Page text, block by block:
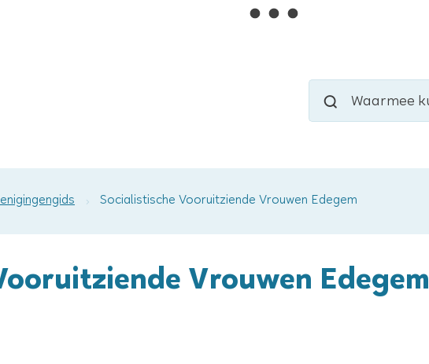
kunnen
helpen?
Zoeken
Socialistische Vooruitziende Vrouwen Edegem
Vrouwen Edegem